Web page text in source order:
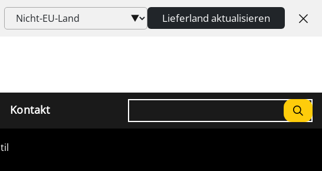
Lieferland aktualisieren
Kontakt